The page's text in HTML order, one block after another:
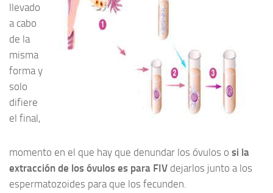
llevado
a cabo
de la
misma
forma y
solo
difiere
el final,
momento en el que hay que denundar los óvulos o si la
extracción de los óvulos es para FIV dejarlos junto a los
espermatozoides para que los fecunden.